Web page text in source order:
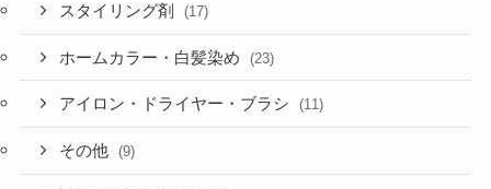
スタイリング剤 (17)
ホームカラー・白髪染め (23)
アイロン・ドライヤー・ブラシ (11)
その他 (9)